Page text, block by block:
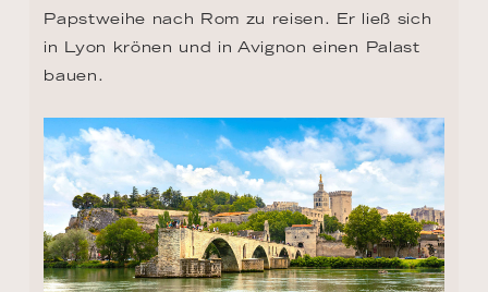
Papstweihe nach Rom zu reisen. Er ließ sich
in Lyon krönen und in Avignon einen Palast
bauen.